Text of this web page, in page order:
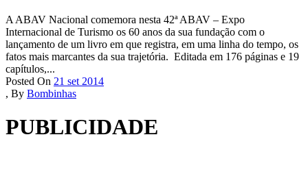
A ABAV Nacional comemora nesta 42ª ABAV – Expo
Internacional de Turismo os 60 anos da sua fundação com o
lançamento de um livro em que registra, em uma linha do tempo, os
fatos mais marcantes da sua trajetória. Editada em 176 páginas e 19
capítulos,...
Posted On 21 set 2014
, By Bombinhas
PUBLICIDADE